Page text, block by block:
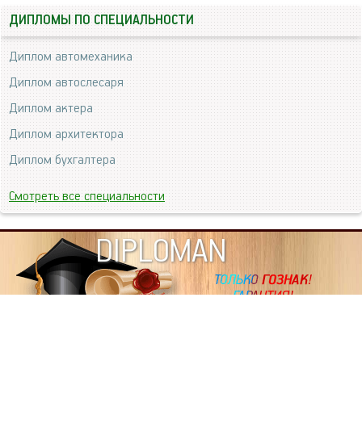
ДИПЛОМЫ ПО СПЕЦИАЛЬНОСТИ
Диплом автомеханика
Диплом автослесаря
Диплом актера
Диплом архитектора
Диплом бухгалтера
Смотреть все специальности
DIPLOMAN